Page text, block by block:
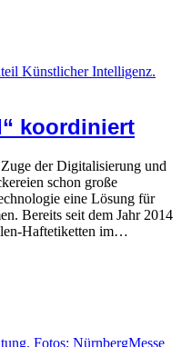
koordiniert
der Digitalisierung und
schon große
eine Lösung für
Bereits seit dem Jahr 2014
Haftetiketten im…